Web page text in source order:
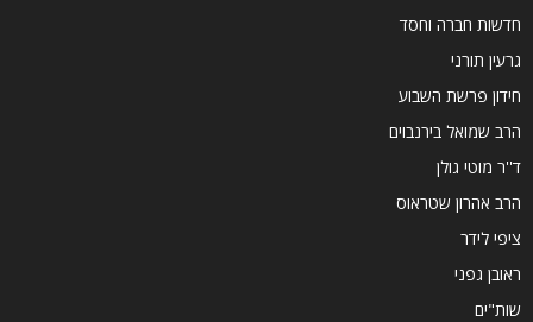
חדשות חברה וחסד
גרעין תורני
חידון פרשת השבוע
הרב שמואל בירנבוים
ד''ר מוטי גולן
הרב אהרון שטראוס
ציפי לידר
ראובן גפני
שות"ים